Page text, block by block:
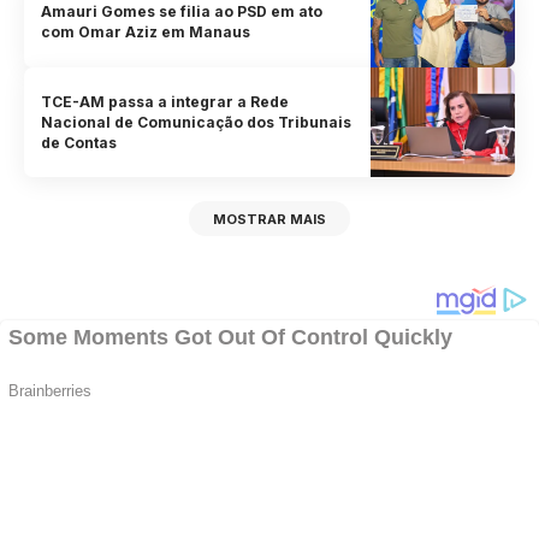
Amauri Gomes se filia ao PSD em ato
com Omar Aziz em Manaus
TCE-AM passa a integrar a Rede
Nacional de Comunicação dos Tribunais
de Contas
MOSTRAR MAIS